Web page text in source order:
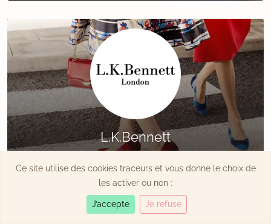
L.K.Bennett
Accessoires de luxe pour femme
Ce site utilise des cookies traceurs et vous donne le choix de
les activer ou non :
J’accepte Je refuse